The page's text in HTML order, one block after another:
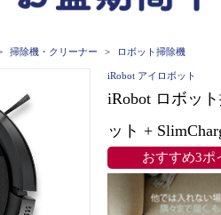
掃除機・クリーナー ロボット掃除機
iRobot アイロボット
iRobot ロボッ
ット +
おすすめ3ポ